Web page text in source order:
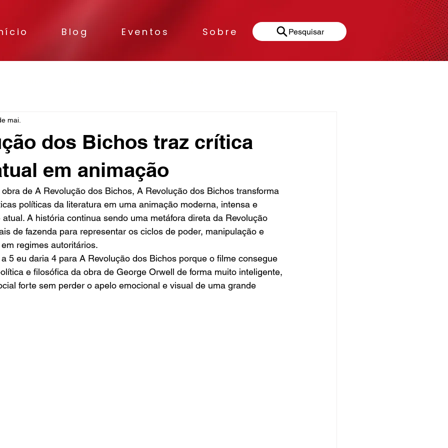
Blog Eventos Sobre Pesquisar
dos Bichos traz crítica
em animação
mai.
de A Revolução dos Bichos, A Revolução dos Bichos transforma
políticas da literatura em uma animação moderna, intensa e
A história continua sendo uma metáfora direta da Revolução
de fazenda para representar os ciclos de poder, manipulação e
regimes autoritários.
5 eu daria 4 para A Revolução dos Bichos porque o filme consegue
e filosófica da obra de George Orwell de forma muito inteligente,
forte sem perder o apelo emocional e visual de uma grande